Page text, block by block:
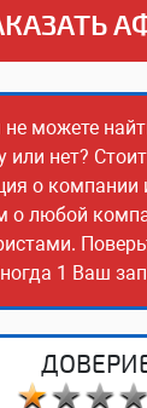
можете
нет?
о компании
любой
1 Ваш